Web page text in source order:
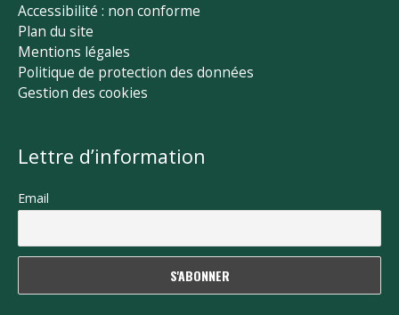
Accessibilité : non conforme
Plan du site
Mentions légales
Politique de protection des données
Gestion des cookies
Lettre d’information
Email